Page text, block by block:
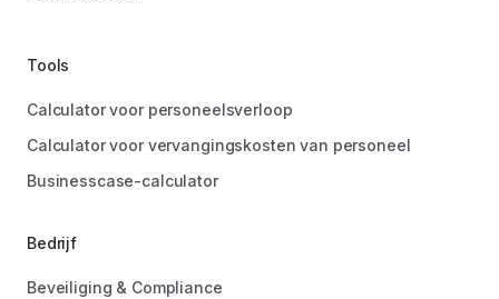
Tools
Calculator voor personeelsverloop
Calculator voor vervangingskosten van personeel
Businesscase-calculator
Bedrijf
Beveiliging & Compliance